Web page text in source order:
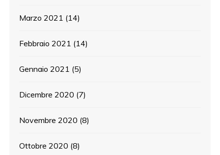
Marzo 2021 (14)
Febbraio 2021 (14)
Gennaio 2021 (5)
Dicembre 2020 (7)
Novembre 2020 (8)
Ottobre 2020 (8)